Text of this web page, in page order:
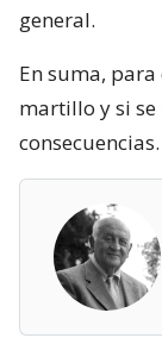
general.
En suma,
martillo y si se
consecuencias.